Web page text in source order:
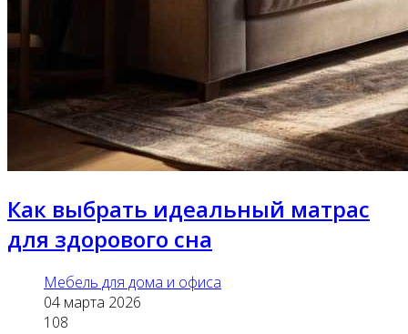
Как выбрать идеальный матрас
для здорового сна
Мебель для дома и офиса
04 марта 2026
108